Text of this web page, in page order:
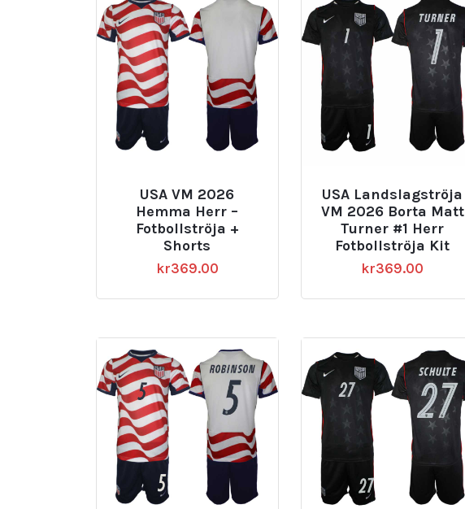
USA VM 2026
Hemma Herr –
Fotbollströja +
Shorts
kr369.00
USA Landslagströja
VM 2026 Borta Matt
Turner #1 Herr
Fotbollströja Kit
kr369.00